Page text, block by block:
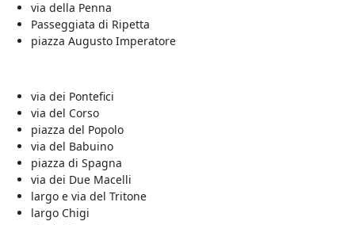
via della Penna
Passeggiata di Ripetta
piazza Augusto Imperatore
via dei Pontefici
via del Corso
piazza del Popolo
via del Babuino
piazza di Spagna
via dei Due Macelli
largo e via del Tritone
largo Chigi